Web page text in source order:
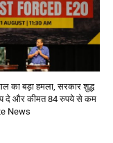
का बड़ा हमला, सरकार शुद्ध
दे और कीमत 84 रुपये से कम
News